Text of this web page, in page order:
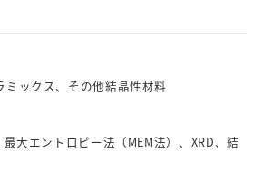
ックス、その他結晶性材料
大エントロピー法（MEM法）、XRD、結